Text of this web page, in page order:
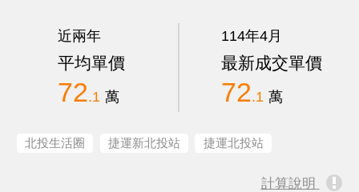
近兩年
平均單價
72.1 萬
114年4月
最新成交單價
72.1 萬
北投生活圈 捷運新北投站 捷運北投站
計算說明